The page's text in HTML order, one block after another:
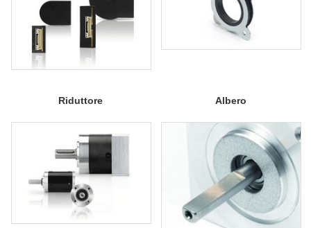
Riduttore Albero